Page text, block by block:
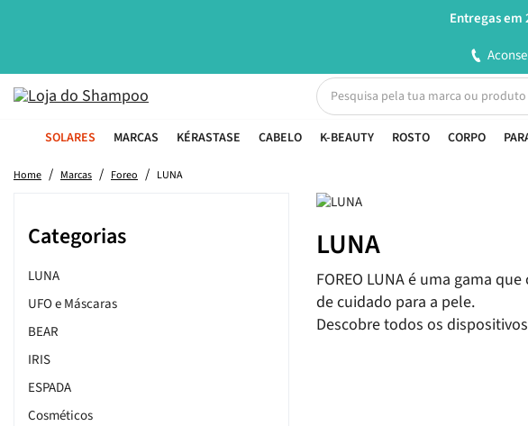
Entregas em
SOLARES MARCAS KÉRASTASE CABELO K-BEAUTY ROSTO CORPO
Home Marcas Foreo LUNA
Categorias
LUNA
UFO e Máscaras
BEAR
IRIS
ESPADA
Cosméticos
LUNA
FOREO LUNA é uma gama
de cuidado para a pele.
Descobre todos os